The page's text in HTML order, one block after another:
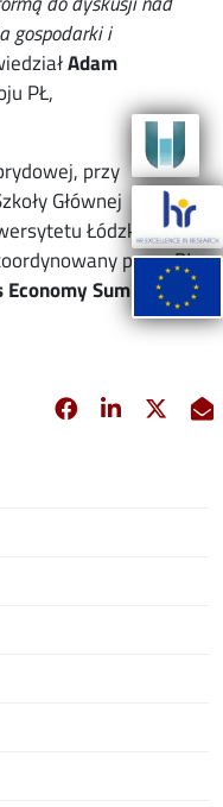
gospodarki i
Adam
PŁ,
przy
Głównej
Łódzkiego.
przez PŁ
Economy Summit.
Facebook
opens in new
Linkedin
opens in
X